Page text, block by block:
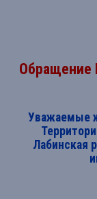
Обращение
Уважаемые
Лабинская